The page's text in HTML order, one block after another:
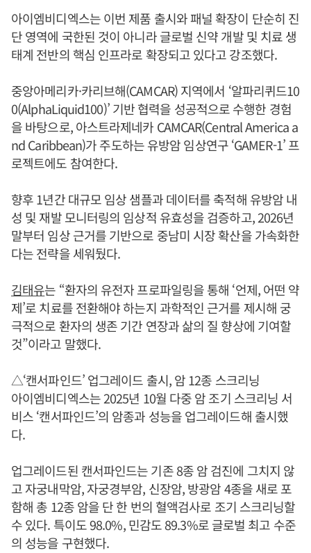
아이엠비디엑스는 이번 제품 출시와 패널 확장이 단순히 진
단 영역에 국한된 것이 아니라 글로벌 신약 개발 및 치료 생
태계 전반의 핵심 인프라로 확장되고 있다고 강조했다.
중앙아메리카·카리브해(CAMCAR) 지역에서 ‘알파리퀴드10
0(AlphaLiquid100)’ 기반 협력을 성공적으로 수행한 경험
을 바탕으로, 아스트라제네카 CAMCAR(Central America a
nd Caribbean)가 주도하는 유방암 임상연구 ‘GAMER-1’ 프
로젝트에도 참여한다.
향후 1년간 대규모 임상 샘플과 데이터를 축적해 유방암 내
성 및 재발 모니터링의 임상적 유효성을 검증하고, 2026년
말부터 임상 근거를 기반으로 중남미 시장 확산을 가속화한
다는 전략을 세워뒀다.
김태유는 “환자의 유전자 프로파일링을 통해 ‘언제, 어떤 약
제’로 치료를 전환해야 하는지 과학적인 근거를 제시해 궁
극적으로 환자의 생존 기간 연장과 삶의 질 향상에 기여할
것”이라고 말했다.
△‘캔서파인드’ 업그레이드 출시, 암 12종 스크리닝
아이엠비디엑스는 2025년 10월 다중 암 조기 스크리닝 서
비스 ‘캔서파인드’의 암종과 성능을 업그레이드해 출시했
다.
업그레이드된 캔서파인드는 기존 8종 암 검진에 그치지 않
고 자궁내막암, 자궁경부암, 신장암, 방광암 4종을 새로 포
함해 총 12종 암을 단 한 번의 혈액검사로 조기 스크리닝할
수 있다. 특이도 98.0%, 민감도 89.3%로 글로벌 최고 수준
의 성능을 구현했다.